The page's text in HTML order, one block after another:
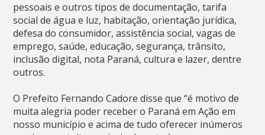
pessoais e outros tipos de documentação, tarifa
social de água e luz, habitação, orientação jurídica,
defesa do consumidor, assistência social, vagas de
emprego, saúde, educação, segurança, trânsito,
inclusão digital, nota Paraná, cultura e lazer, dentre
outros.
O Prefeito Fernando Cadore disse que “é motivo de
muita alegria poder receber o Paraná em Ação em
nosso município e acima de tudo oferecer inúmeros